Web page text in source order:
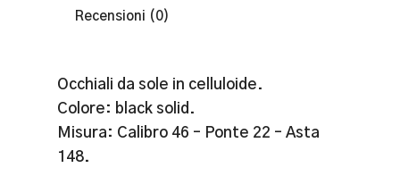
Recensioni (0)
Occhiali da sole in celluloide.
Colore: black solid.
Misura: Calibro 46 – Ponte 22 – Asta
148.